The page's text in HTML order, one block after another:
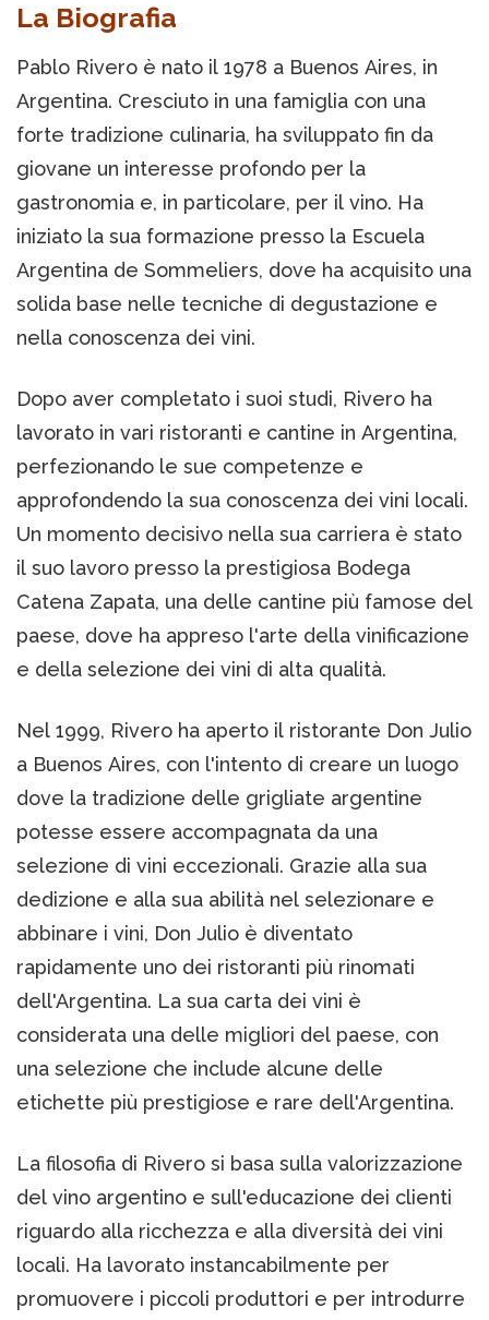
La Biografia
Pablo Rivero è nato il 1978 a Buenos Aires, in
Argentina. Cresciuto in una famiglia con una
forte tradizione culinaria, ha sviluppato fin da
giovane un interesse profondo per la
gastronomia e, in particolare, per il vino. Ha
iniziato la sua formazione presso la Escuela
Argentina de Sommeliers, dove ha acquisito una
solida base nelle tecniche di degustazione e
nella conoscenza dei vini.
Dopo aver completato i suoi studi, Rivero ha
lavorato in vari ristoranti e cantine in Argentina,
perfezionando le sue competenze e
approfondendo la sua conoscenza dei vini locali.
Un momento decisivo nella sua carriera è stato
il suo lavoro presso la prestigiosa Bodega
Catena Zapata, una delle cantine più famose del
paese, dove ha appreso l'arte della vinificazione
e della selezione dei vini di alta qualità.
Nel 1999, Rivero ha aperto il ristorante Don Julio
a Buenos Aires, con l'intento di creare un luogo
dove la tradizione delle grigliate argentine
potesse essere accompagnata da una
selezione di vini eccezionali. Grazie alla sua
dedizione e alla sua abilità nel selezionare e
abbinare i vini, Don Julio è diventato
rapidamente uno dei ristoranti più rinomati
dell'Argentina. La sua carta dei vini è
considerata una delle migliori del paese, con
una selezione che include alcune delle
etichette più prestigiose e rare dell'Argentina.
La filosofia di Rivero si basa sulla valorizzazione
del vino argentino e sull'educazione dei clienti
riguardo alla ricchezza e alla diversità dei vini
locali. Ha lavorato instancabilmente per
promuovere i piccoli produttori e per introdurre